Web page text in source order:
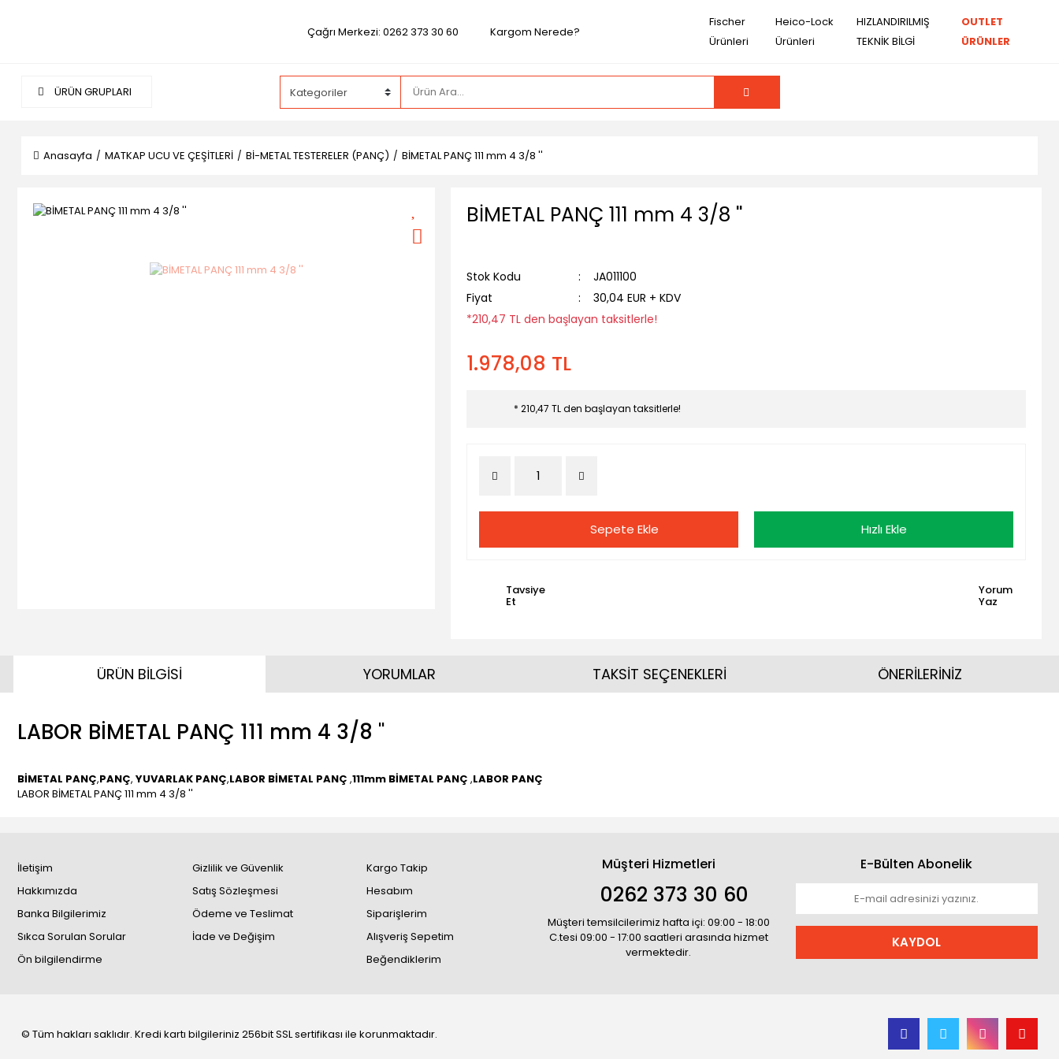
Çağrı Merkezi: 0262 373 30 60 Kargom Nerede?
Fischer
Ürünleri
Heico-Lock
Ürünleri
HIZLANDIRILMIŞ
TEKNİK BİLGİ
OUTLET
ÜRÜNLER
ÜRÜN GRUPLARI
Anasayfa MATKAP UCU VE ÇEŞİTLERİ Bİ-METAL TESTERELER (PANÇ) BİMETAL PANÇ 111 mm 4 3/8 ''
BİMETAL PANÇ 111 mm 4 3/8 ''
Stok Kodu
JA011100
Fiyat
30,04 EUR + KDV
*210,47 TL den başlayan taksitlerle!
1.978,08 TL
* 210,47 TL den başlayan taksitlerle!
Sepete Ekle Hızlı Ekle
Tavsiye
Et
Yorum
Yaz
ÜRÜN BİLGİSİ
LABOR BİMETAL PANÇ 111 mm 4 3/8 ''
BİMETAL PANÇ,PANÇ, YUVARLAK PANÇ,LABOR BİMETAL PANÇ ,111mm BİMETAL PANÇ ,LABOR PANÇ
LABOR BİMETAL PANÇ 111 mm 4 3/8 ''
YORUMLAR TAKSİT SEÇENEKLERİ ÖNERİLERİNİZ
İletişim
Hakkımızda
Banka Bilgilerimiz
Sıkca Sorulan Sorular
Ön bilgilendirme
Gizlilik ve Güvenlik
Satış Sözleşmesi
Ödeme ve Teslimat
İade ve Değişim
Kargo Takip
Hesabım
Siparişlerim
Alışveriş Sepetim
Beğendiklerim
Müşteri Hizmetleri
0262 373 30 60
Müşteri temsilcilerimiz hafta içi: 09:00 - 18:00
C.tesi 09:00 - 17:00 saatleri arasında hizmet
vermektedir.
E-Bülten Abonelik
KAYDOL
© Tüm hakları saklıdır. Kredi kartı bilgileriniz 256bit SSL sertifikası ile korunmaktadır.